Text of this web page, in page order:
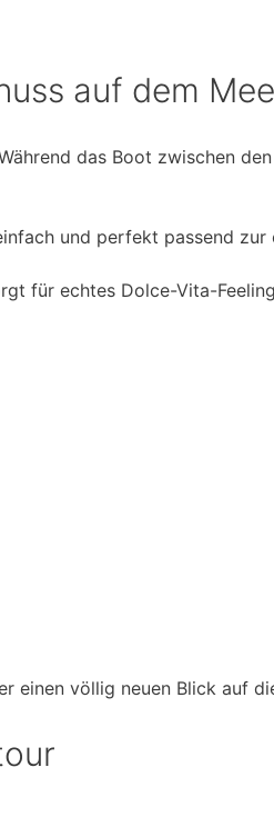
auf dem
das Boot zwischen
und perfekt passend zur
für echtes Dolce-Vita-
einen völlig neuen Blick auf